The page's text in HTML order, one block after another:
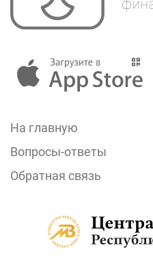
На главную
Вопросы-ответы
Обратная связь